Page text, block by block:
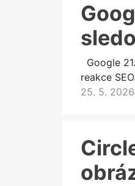
Google
reakce
25. 5. 2026